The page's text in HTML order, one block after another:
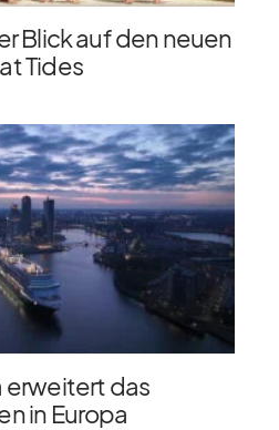
Blick auf den neuen
Tides
erweitert das
in Europa